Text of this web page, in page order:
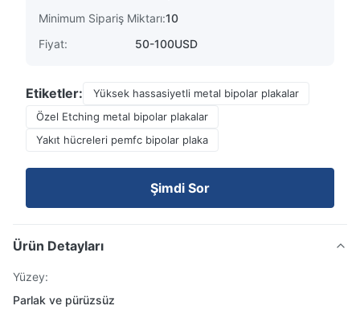
Minimum Sipariş Miktarı:10
Fiyat:
50-100USD
Etiketler:
Yüksek hassasiyetli metal bipolar plakalar
Özel Etching metal bipolar plakalar
Yakıt hücreleri pemfc bipolar plaka
Şimdi Sor
Ürün Detayları
Yüzey:
Parlak ve pürüzsüz